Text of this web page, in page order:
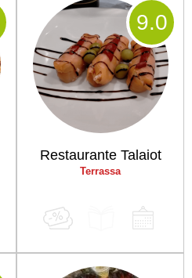
Restaurante Talaiot
Terrassa
9.0